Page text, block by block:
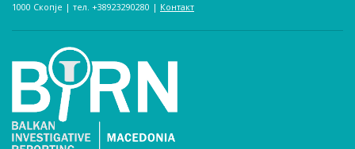
1000 Скопје | тел. +38923290280­ | Контакт